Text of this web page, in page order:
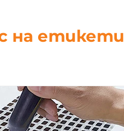
на етикети